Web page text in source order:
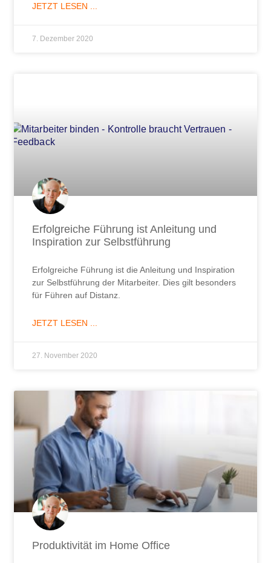
JETZT LESEN ...
7. Dezember 2020
Erfolgreiche Führung ist Anleitung und
Inspiration zur Selbstführung
Erfolgreiche Führung ist die Anleitung und Inspiration
zur Selbstführung der Mitarbeiter. Dies gilt besonders
für Führen auf Distanz.
JETZT LESEN ...
27. November 2020
Produktivität im Home Office